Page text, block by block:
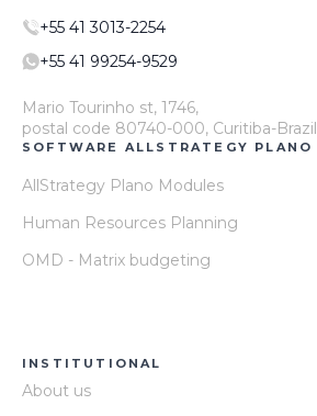
+55 41 3013-2254
+55 41 99254-9529
Mario Tourinho st, 1746,
postal code 80740-000, Curitiba-Brazil
SOFTWARE ALLSTRATEGY PLANO
AllStrategy Plano Modules
Human Resources Planning
OMD - Matrix budgeting
INSTITUTIONAL
About us